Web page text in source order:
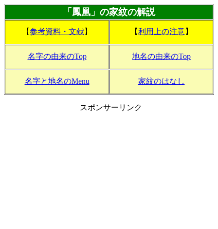
「鳳凰」の家紋の解説
【参考資料・文献】 【利用上の注意】
名字の由来のTop 地名の由来のTop
名字と地名のMenu 家紋のはなし
スポンサーリンク